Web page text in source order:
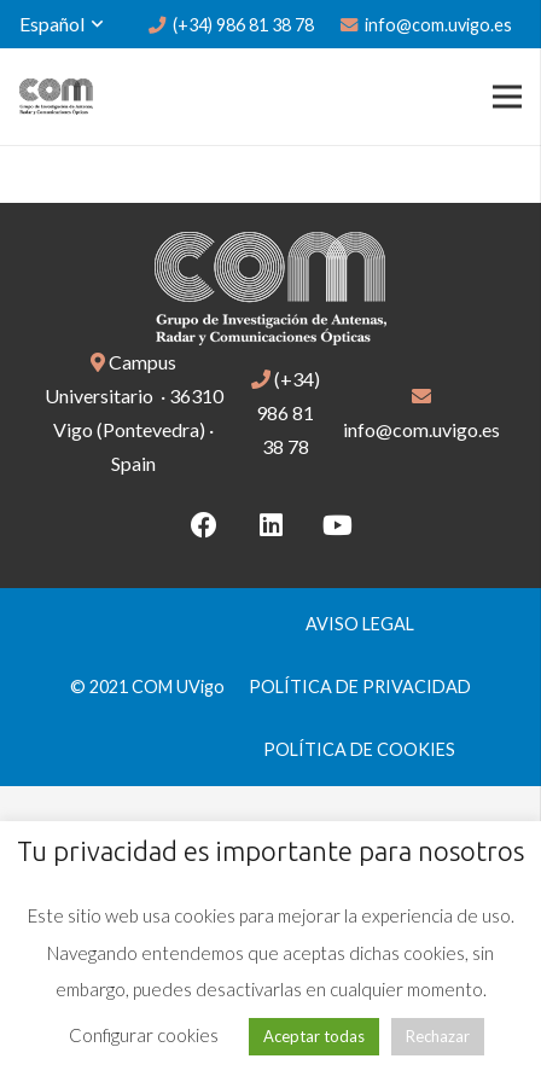
Español (+34) 986 81 38 78 info@com.uvigo.es
Campus
Universitario · 36310
Vigo (Pontevedra) ·
Spain
(+34)
986 81
38 78
info@com.uvigo.es
© 2021 COM UVigo
AVISO LEGAL
POLÍTICA DE PRIVACIDAD
POLÍTICA DE COOKIES
Tu privacidad es importante para nosotros
Este sitio web usa cookies para mejorar la experiencia de uso.
Navegando entendemos que aceptas dichas cookies, sin
embargo, puedes desactivarlas en cualquier momento.
Configurar cookies Aceptar todas Rechazar